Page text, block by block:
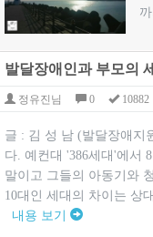
발달장애인과 부모의
정유진님 0 10882
글 : 김 성 남 (발달장애지
다. 예컨대 '386세대'에서
말이고 그들의 아동기와
10대인 세대의 차이는 상
내용 보기